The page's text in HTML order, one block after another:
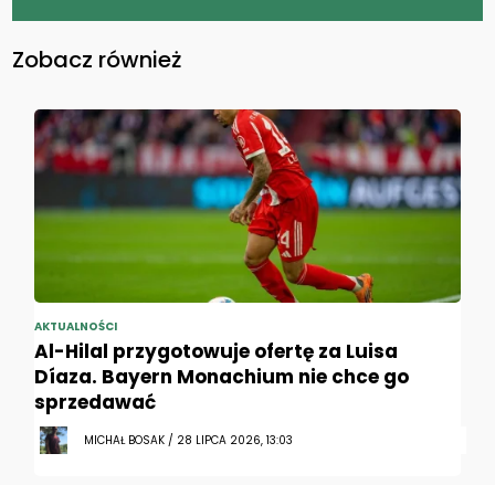
Zobacz również
AKTUALNOŚCI
Al-Hilal przygotowuje ofertę za Luisa
Díaza. Bayern Monachium nie chce go
sprzedawać
MICHAŁ BOSAK / 28 LIPCA 2026, 13:03